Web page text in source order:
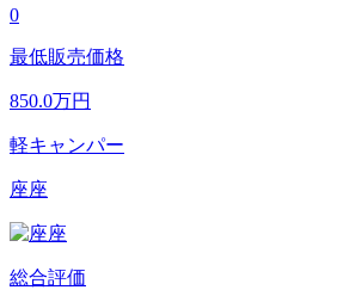
0
最低販売価格
850.0万円
軽キャンパー
座座
総合評価